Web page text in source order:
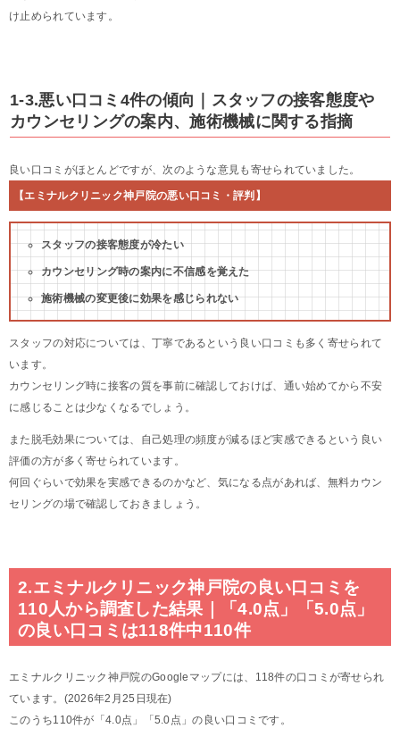
け止められています。
1-3.悪い口コミ4件の傾向｜スタッフの接客態度や
カウンセリングの案内、施術機械に関する指摘
良い口コミがほとんどですが、次のような意見も寄せられていました。
【エミナルクリニック神戸院の悪い口コミ・評判】
スタッフの接客態度が冷たい
カウンセリング時の案内に不信感を覚えた
施術機械の変更後に効果を感じられない
スタッフの対応については、丁寧であるという良い口コミも多く寄せられて
います。
カウンセリング時に接客の質を事前に確認しておけば、通い始めてから不安
に感じることは少なくなるでしょう。
また脱毛効果については、自己処理の頻度が減るほど実感できるという良い
評価の方が多く寄せられています。
何回ぐらいで効果を実感できるのかなど、気になる点があれば、無料カウン
セリングの場で確認しておきましょう。
2.エミナルクリニック神戸院の良い口コミを
110人から調査した結果｜「4.0点」「5.0点」
の良い口コミは118件中110件
エミナルクリニック神戸院のGoogleマップには、118件の口コミが寄せられ
ています。(2026年2月25日現在)
このうち110件が「4.0点」「5.0点」の良い口コミです。